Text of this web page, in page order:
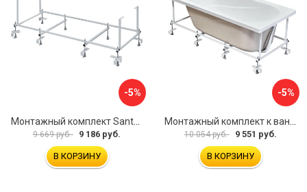
-5%
9 669 руб. 9 186 руб.
В КОРЗИНУ
-5%
10 054 руб. 9 551 руб.
В КОРЗИНУ